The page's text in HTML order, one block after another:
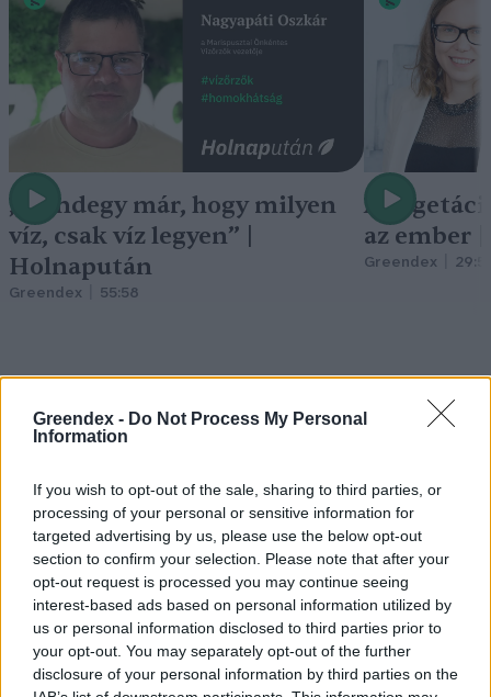
Greendex - Do Not Process My Personal
Information
If you wish to opt-out of the sale, sharing to third parties, or
processing of your personal or sensitive information for
targeted advertising by us, please use the below opt-out
section to confirm your selection. Please note that after your
opt-out request is processed you may continue seeing
interest-based ads based on personal information utilized by
us or personal information disclosed to third parties prior to
your opt-out. You may separately opt-out of the further
disclosure of your personal information by third parties on the
„Mindegy már, hogy milyen
víz, csak víz legyen” |
Holnapután
Greendex 55:58
A
az ember
Greendex
Pár éven belül
szivacsvárosokká kellene
alakítanunk a településeinket –
Podcast
PODCAST Novák Zsombor 2 perc